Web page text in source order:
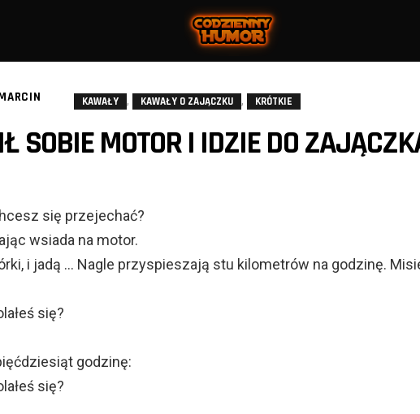
KAWAŁY , KAWAŁY O ZAJĄCZKU , KRÓTKIE
SOBIE MOTOR I IDZIE DO
się przejechać?
wsiada na motor.
i jadą … Nagle przyspieszają stu kilometrów na godzinę.
się?
godzinę:
się?